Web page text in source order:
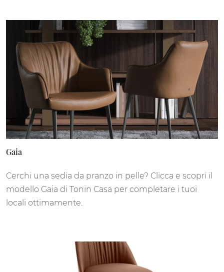
Gaia
Cerchi una sedia da pranzo in pelle? Clicca e scopri il
modello Gaia di Tonin Casa per completare i tuoi
locali ottimamente.